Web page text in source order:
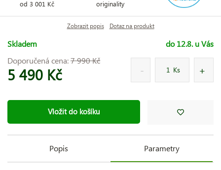
od 3 001 Kč
originality
Zobrazit popis Dotaz na produkt
Skladem
do 12.8. u Vás
Doporučená cena:7 990 Kč
5 490 Kč Ks
Vložit do košíku
Popis Parametry